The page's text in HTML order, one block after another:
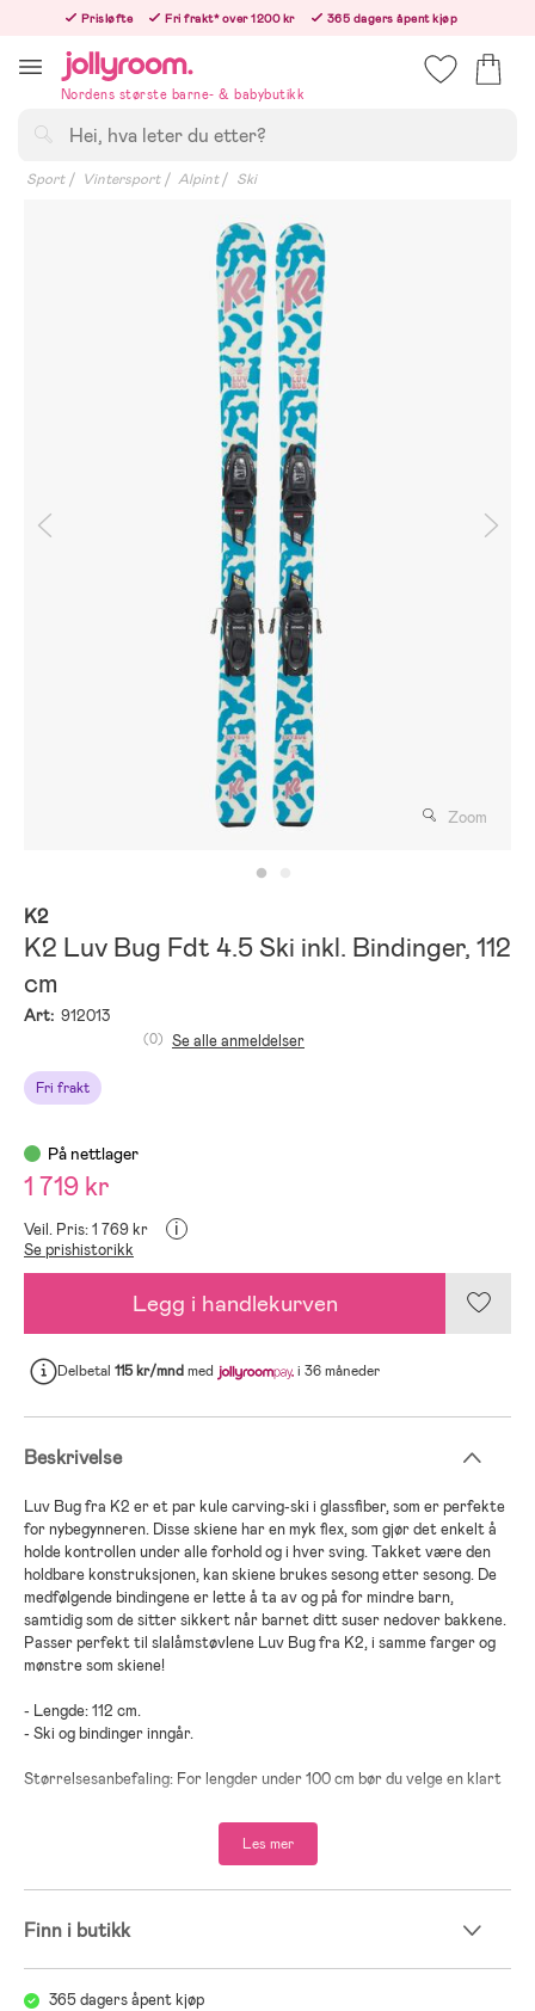
innehållet
Prisløfte Fri frakt* over 1200 kr
365 dagers åpent kjøp
Nordens største barne- & babybutikk
Sport Vintersport Alpint Ski
Zoom
K2
K2 Luv Bug Fdt 4.5 Ski inkl. Bindinger, 112
cm
Art: 912013
Fri frakt
(0) Se alle anmeldelser
På nettlager
1 719 kr
Veil. Pris: 1 769 kr i
Se prishistorikk
Legg i handlekurven
Delbetal 115 kr/mndmed i 36 måneder
Beskrivelse
Luv Bug fra K2 er et par kule carving-ski i glassfiber, som er perfekte
for nybegynneren. Disse skiene har en myk flex, som gjør det enkelt å
holde kontrollen under alle forhold og i hver sving. Takket være den
holdbare konstruksjonen, kan skiene brukes sesong etter sesong. De
medfølgende bindingene er lette å ta av og på for mindre barn,
samtidig som de sitter sikkert når barnet ditt suser nedover bakkene.
Passer perfekt til slalåmstøvlene Luv Bug fra K2, i samme farger og
mønstre som skiene!
- Lengde: 112 cm.
- Ski og bindinger inngår.
Størrelsesanbefaling: For lengder under 100 cm bør du velge en klart
Les mer
Finn i butikk
365 dagers åpent kjøp